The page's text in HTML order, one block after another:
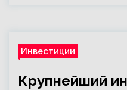
Инвестиции
Крупнейший